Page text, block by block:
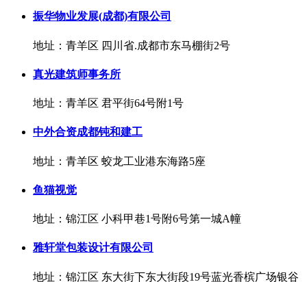
振华物业发展(成都)有限公司
地址：青羊区 四川省.成都市东马棚街2号
真光建筑师事务所
地址：青羊区 君平街64号附1号
中外合资成都钝和建工
地址：青羊区 蛟龙工业港东海路5座
鱼猫视觉
地址：锦江区 小科甲巷1号附6号第一城A幢
雅轩堂包装设计有限公司
地址：锦江区 东大街下东大街段19号蓝光香槟广场银谷